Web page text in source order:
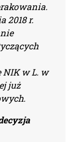
przy
521-332-36-
2018 r.
NIK w L. w
już